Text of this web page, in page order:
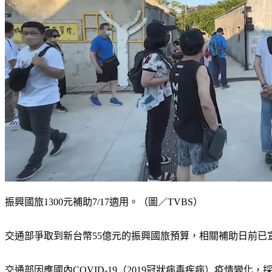
振興國旅1300元補助7/17適用。（圖／TVBS）
交通部爭取到新台幣55億元的振興國旅預算，相關補助日前
交通部因應國內COVID-19（2019冠狀病毒疾病）疫情變化，